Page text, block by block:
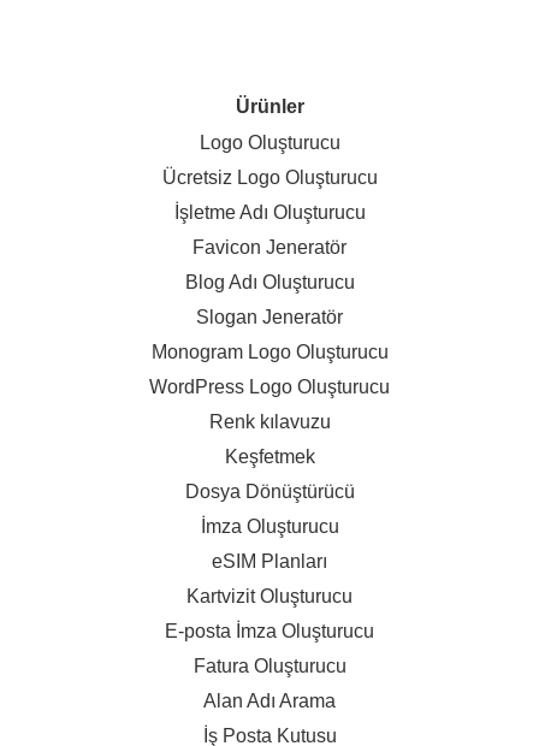
Ürünler
Logo Oluşturucu
Ücretsiz Logo Oluşturucu
İşletme Adı Oluşturucu
Favicon Jeneratör
Blog Adı Oluşturucu
Slogan Jeneratör
Monogram Logo Oluşturucu
WordPress Logo Oluşturucu
Renk kılavuzu
Keşfetmek
Dosya Dönüştürücü
İmza Oluşturucu
eSIM Planları
Kartvizit Oluşturucu
E-posta İmza Oluşturucu
Fatura Oluşturucu
Alan Adı Arama
İş Posta Kutusu